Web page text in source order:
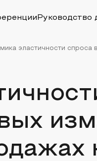
Руководство
эластичности спроса